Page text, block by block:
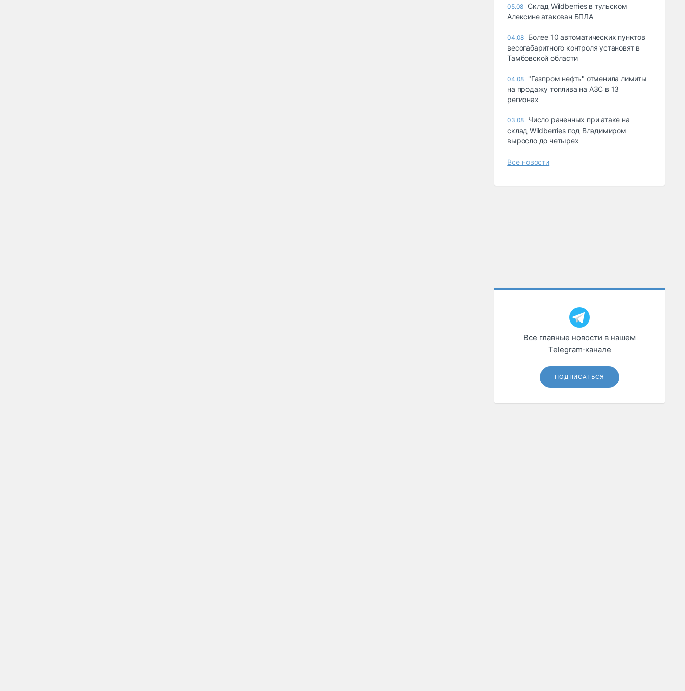
05.08 Склад Wildberries в тульском
Алексине атакован БПЛА
04.08 Более 10 автоматических пунктов
весогабаритного контроля установят в
Тамбовской области
04.08 "Газпром нефть" отменила лимиты
на продажу топлива на АЗС в 13
регионах
03.08 Число раненных при атаке на
склад Wildberries под Владимиром
выросло до четырех
Все новости
Все главные новости в нашем
Telegram‑канале
ПОДПИСАТЬСЯ